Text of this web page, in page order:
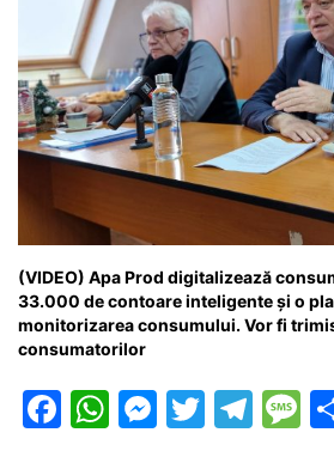
(VIDEO) Apa Prod digitalizează
33.000 de contoare inteligente și o
monitorizarea consumului. Vor fi
consumatorilor
F
W M T
T
M